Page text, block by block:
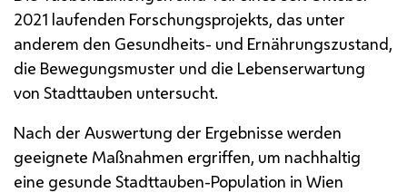
2021 laufenden Forschungsprojekts, das unter
anderem den Gesundheits- und Ernährungszustand,
die Bewegungsmuster und die Lebenserwartung
von Stadttauben untersucht.
Nach der Auswertung der Ergebnisse werden
geeignete Maßnahmen ergriffen, um nachhaltig
eine gesunde Stadttauben-Population in Wien